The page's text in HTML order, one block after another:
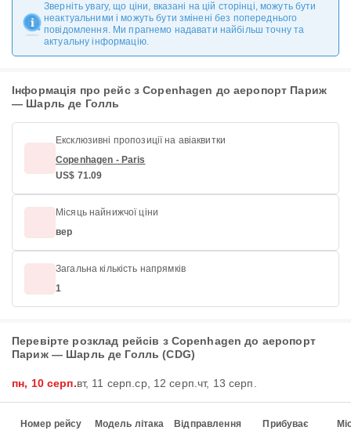
Зверніть увагу, що ціни, вказані на цій сторінці, можуть бути
неактуальними і можуть бути змінені без попереднього
повідомлення. Ми прагнемо надавати найбільш точну та
актуальну інформацію.
Інформація про рейс з Copenhagen до аеропорт Париж
— Шарль де Голль
Ексклюзивні пропозиції на авіаквитки
Copenhagen - Paris
US$ 71.09
Місяць найнижчої ціни
вер
Загальна кількість напрямків
1
Перевірте розклад рейсів з Copenhagen до аеропорт
Париж — Шарль де Голль (CDG)
пн, 10 серп.вт, 11 серп.ср, 12 серп.чт, 13 серп.
Номер рейсу Модель літака Відправлення Прибуває